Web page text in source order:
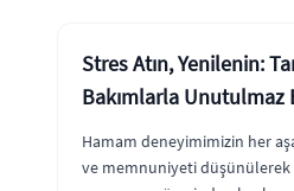
Stres Atın, Yenilenin:
Bakımlarla Unutulmaz
Hamam deneyimimizin her
ve memnuniyeti düşünülerek